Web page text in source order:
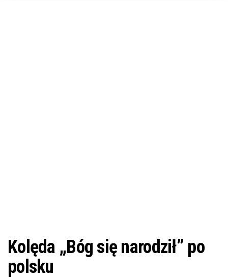
Kolęda „Bóg się narodził” po
polsku